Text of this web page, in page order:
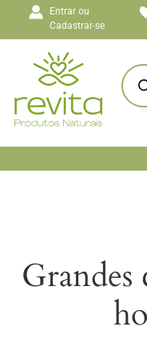
conteúdoEntrar ou
Cadastrar-se
Grandes